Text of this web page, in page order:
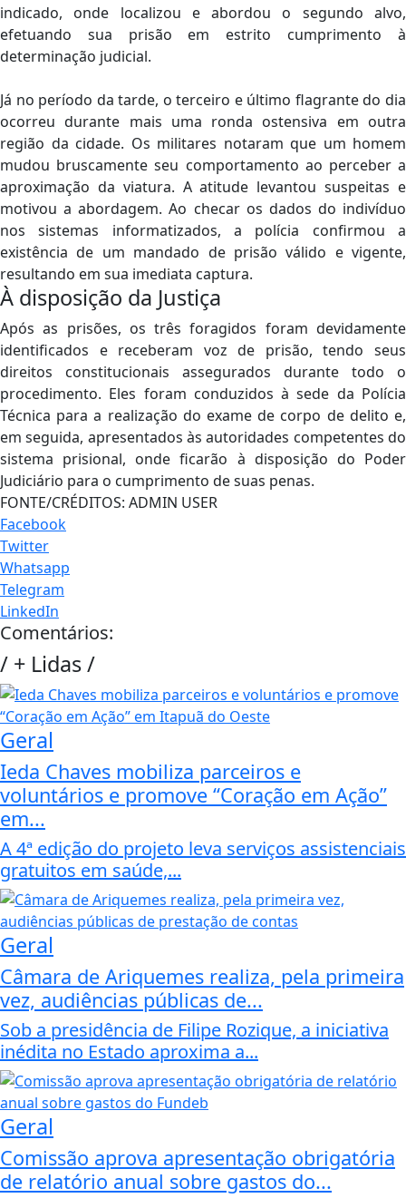
indicado, onde localizou e abordou o segundo alvo,
efetuando sua prisão em estrito cumprimento à
determinação judicial.
Já no período da tarde, o terceiro e último flagrante do dia
ocorreu durante mais uma ronda ostensiva em outra
região da cidade. Os militares notaram que um homem
mudou bruscamente seu comportamento ao perceber a
aproximação da viatura. A atitude levantou suspeitas e
motivou a abordagem. Ao checar os dados do indivíduo
nos sistemas informatizados, a polícia confirmou a
existência de um mandado de prisão válido e vigente,
resultando em sua imediata captura.
À disposição da Justiça
Após as prisões, os três foragidos foram devidamente
identificados e receberam voz de prisão, tendo seus
direitos constitucionais assegurados durante todo o
procedimento. Eles foram conduzidos à sede da Polícia
Técnica para a realização do exame de corpo de delito e,
em seguida, apresentados às autoridades competentes do
sistema prisional, onde ficarão à disposição do Poder
Judiciário para o cumprimento de suas penas.
FONTE/CRÉDITOS: ADMIN USER
Facebook
Twitter
Whatsapp
Telegram
LinkedIn
Comentários:
/ + Lidas/
Geral
Ieda Chaves mobiliza parceiros e
voluntários e promove “Coração em Ação”
em...
A 4ª edição do projeto leva serviços assistenciais
gratuitos em saúde,...
Geral
Câmara de Ariquemes realiza, pela primeira
vez, audiências públicas de...
Sob a presidência de Filipe Rozique, a iniciativa
inédita no Estado aproxima a...
Geral
Comissão aprova apresentação obrigatória
de relatório anual sobre gastos do...